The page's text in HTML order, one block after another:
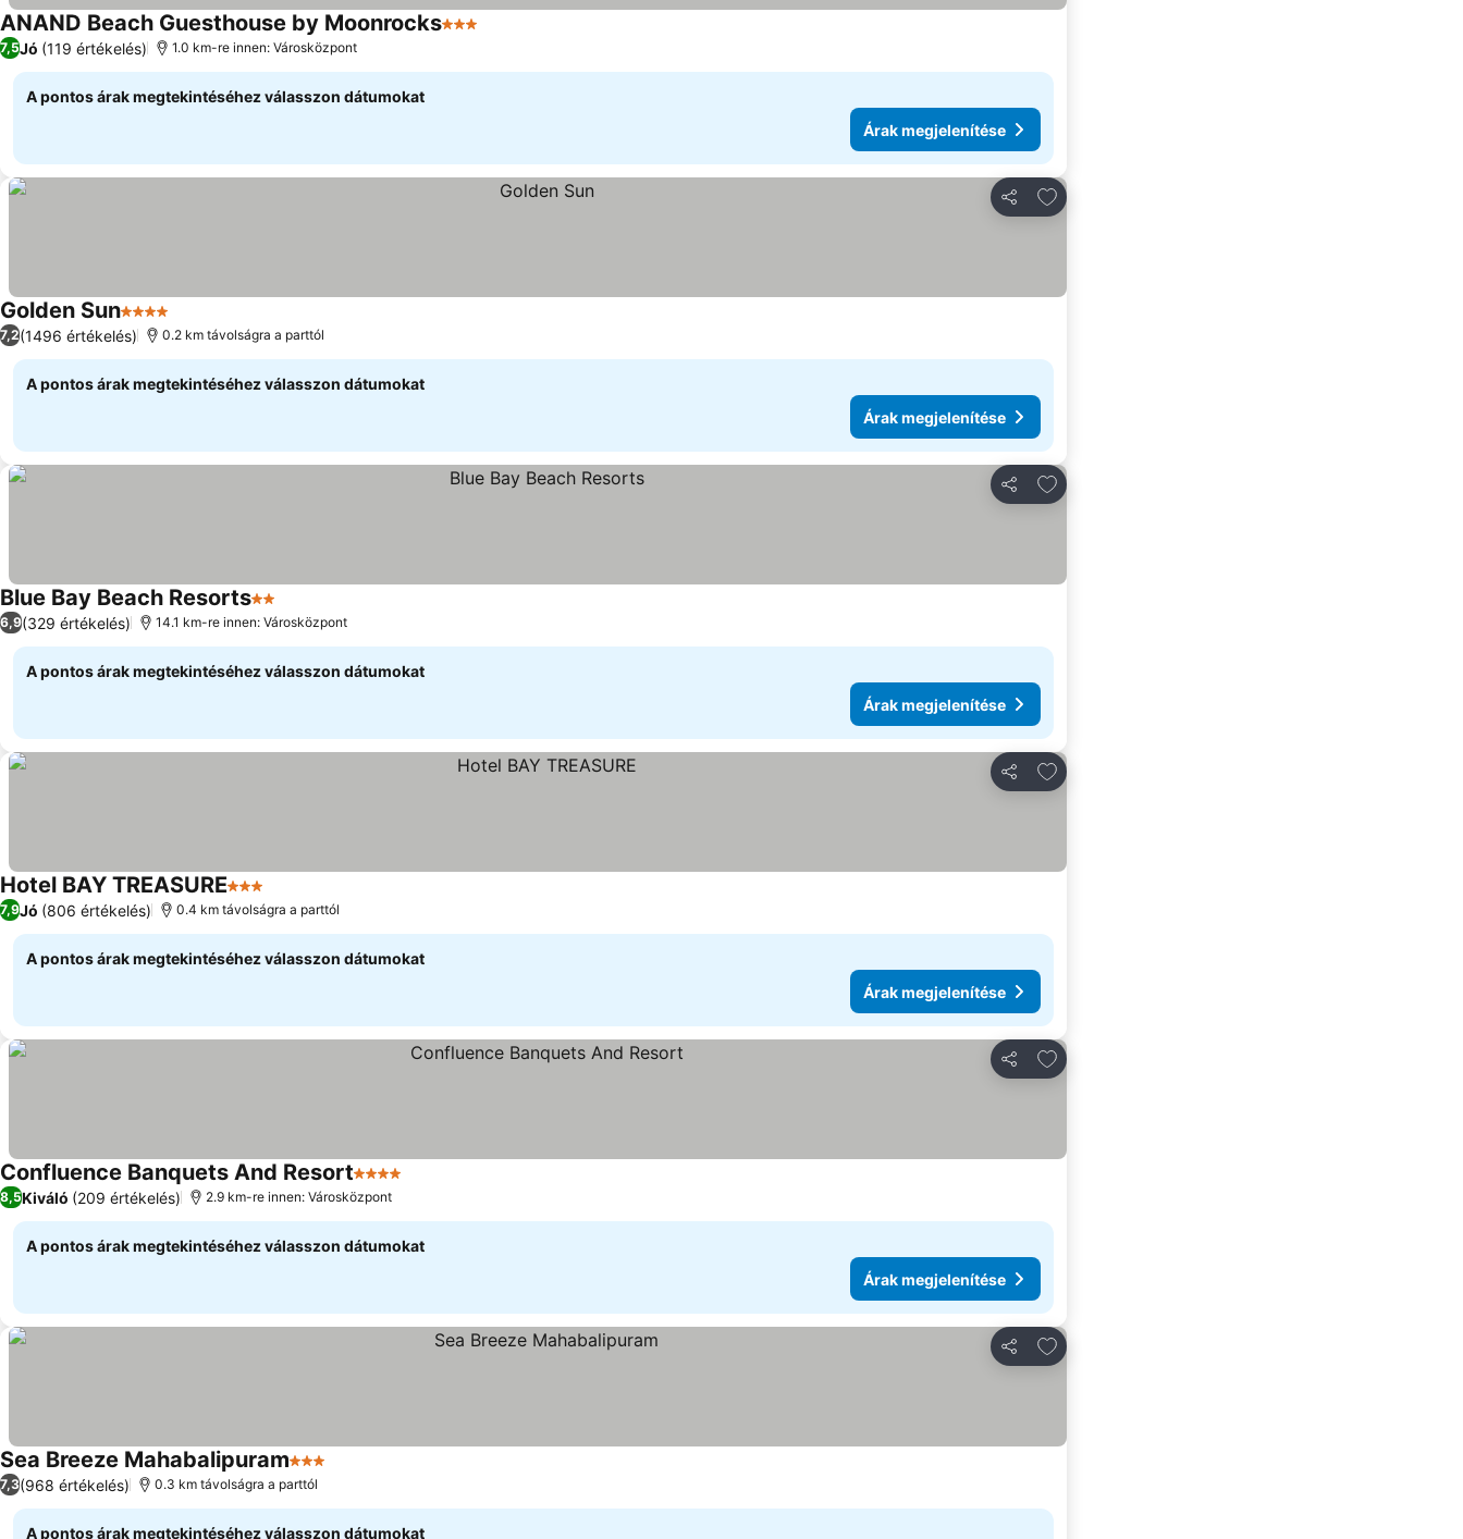
ANAND Beach Guesthouse by Moonrocks3 Kategória
7,5Jó (119 értékelés) 1.0 km-re innen: Városközpont
A pontos árak megtekintéséhez válasszon dátumokat
Árak megjelenítése
Megosztás
Hozzáadás a kedvencekhez
Golden Sun4 Kategória
7,2(1496 értékelés) 0.2 km távolságra a parttól
A pontos árak megtekintéséhez válasszon dátumokat
Árak megjelenítése
Megosztás
Hozzáadás a kedvencekhez
Blue Bay Beach Resorts2 Kategória
6,9(329 értékelés) 14.1 km-re innen: Városközpont
A pontos árak megtekintéséhez válasszon dátumokat
Árak megjelenítése
Megosztás
Hozzáadás a kedvencekhez
Hotel BAY TREASURE3 Kategória
7,9Jó (806 értékelés) 0.4 km távolságra a parttól
A pontos árak megtekintéséhez válasszon dátumokat
Árak megjelenítése
Megosztás
Hozzáadás a kedvencekhez
Confluence Banquets And Resort4 Kategória
8,5Kiváló (209 értékelés) 2.9 km-re innen: Városközpont
A pontos árak megtekintéséhez válasszon dátumokat
Árak megjelenítése
Megosztás
Hozzáadás a kedvencekhez
Sea Breeze Mahabalipuram3 Kategória
7,3(968 értékelés) 0.3 km távolságra a parttól
A pontos árak megtekintéséhez válasszon dátumokat